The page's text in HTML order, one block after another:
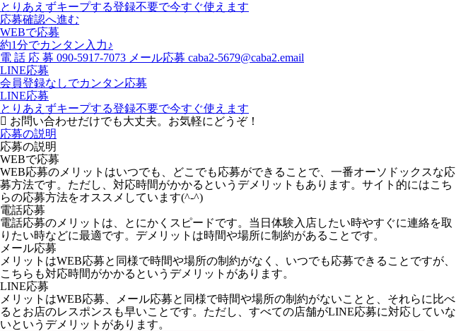
とりあえずキープする登録不要で今すぐ使えます
応募確認へ進む
WEBで応募
約1分でカンタン入力♪
電 話 応 募 090-5917-7073 メール応募 caba2-5679@caba2.email
LINE応募
会員登録なしでカンタン応募
LINE応募
とりあえずキープする登録不要で今すぐ使えます
お問い合わせだけでも大丈夫。お気軽にどうぞ！
応募の説明
応募の説明
WEBで応募
WEB応募のメリットはいつでも、どこでも応募ができることで、一番オーソドックスな応
募方法です。ただし、対応時間がかかるというデメリットもあります。サイト的にはこち
らの応募方法をオススメしています(^-^)
電話応募
電話応募のメリットは、とにかくスピードです。当日体験入店したい時やすぐに連絡を取
りたい時などに最適です。デメリットは時間や場所に制約があることです。
メール応募
メリットはWEB応募と同様で時間や場所の制約がなく、いつでも応募できることですが、
こちらも対応時間がかかるというデメリットがあります。
LINE応募
メリットはWEB応募、メール応募と同様で時間や場所の制約がないことと、それらに比べ
るとお店のレスポンスも早いことです。ただし、すべての店舗がLINE応募に対応していな
いというデメリットがあります。